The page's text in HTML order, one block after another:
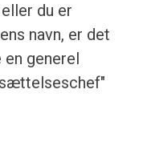
du er
navn, er det
generel